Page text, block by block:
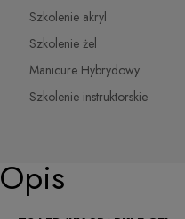
Szkolenie akryl
Szkolenie żel
Manicure Hybrydowy
Szkolenie instruktorskie
Opis